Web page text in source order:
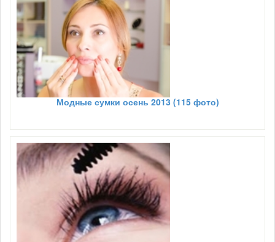
Модные сумки осень 2013 (115 фото)